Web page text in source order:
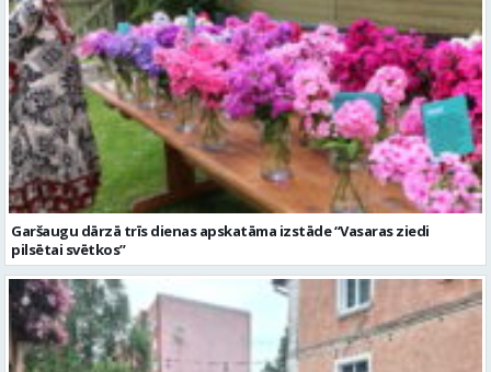
Garšaugu dārzā trīs dienas apskatāma izstāde “Vasaras ziedi
pilsētai svētkos”